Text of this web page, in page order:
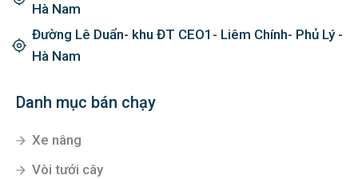
Hà Nam
Đường Lê Duẩn- khu ĐT CEO1- Liêm Chính- Phủ Lý -
Hà Nam
Danh mục bán chạy
Xe nâng
Vòi tưới cây